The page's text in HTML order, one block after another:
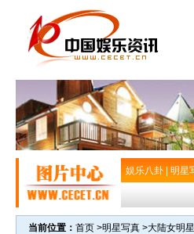
娱乐八卦 明星
当前位置： 首页 >明星写真 >大陆女明星